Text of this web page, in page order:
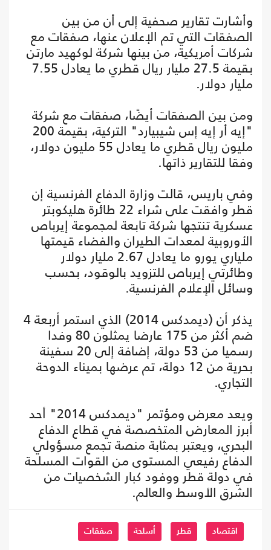
وأشارت تقارير صحفية إلى أن من بين
الصفقات التي تم الإعلان عنها، صفقات مع
شركات أمريكية، من بينها شركة لوكهيد مارتن
بقيمة 27.5 مليار ريال قطري ما يعادل 7.55
مليار دولار.
ومن بين الصفقات أيضًا، صفقات مع شركة
"إيه أر إيه إس شيبيارد" التركية، بقيمة 200
مليون ريال قطري ما يعادل 55 مليون دولار،
وفقا للتقارير ذاتها.
وفي باريس، قالت وزارة الدفاع الفرنسية إن
قطر وافقت على شراء 22 طائرة هليكوبتر
عسكرية تنتجها شركة تابعة لمجموعة إيرباص
الأوروبية لمعدات الطيران والفضاء قيمتها
ملياري يورو ما يعادل 2.67 مليار دولار
وطائرتي إيرباص للتزويد بالوقود، بحسب
وسائل الإعلام الفرنسية.
يذكر أن (ديمدكس 2014) الذي استمر أربعة 4
ضم أكثر من 175 عارضا يمثلون 80 وفدا
رسميا من 53 دولة، إضافة إلى 20 سفينة
بحرية من 12 دولة، تم عرضها بميناء الدوحة
التجاري.
ويعد معرض ومؤتمر "ديمدكس 2014" أحد
أبرز المعارض المتخصصة في قطاع الدفاع
البحري، ويعتبر بمثابة منصة تجمع مسؤولي
الدفاع رفيعي المستوى من القوات المسلحة
في دولة قطر ووفود كبار الشخصيات من
الشرق الأوسط والعالم.
اقتصاد قطر أسلحة صفقات